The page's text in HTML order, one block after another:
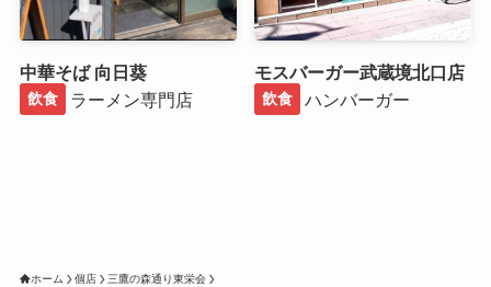
中華そば 向日葵
飲食 ラーメン専門店
モスバーガー武蔵境北口店
飲食 ハンバーガー
ホーム 個店 三鷹の森通り東栄会